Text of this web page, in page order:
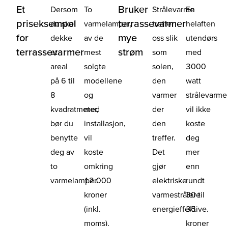
Et
priseksempel
for
terrassevarmer
Dersom
du skal
dekke
et
areal
på 6 til
8
kvadratmeter,
bør du
benytte
deg av
to
varmelamper.
To
varmelamper,
av de
mest
solgte
modellene
og
med
installasjon,
vil
koste
omkring
12.000
kroner
(inkl.
moms).
Bruker
terrassevarmer
mye
strøm
Strålevarme
treffer
oss slik
som
solen,
den
varmer
der
den
treffer.
Det
gjør
elektriske
varmestrålere
energieffektive.
En
helaften
utendørs
med
3000
watt
strålevarme
vil ikke
koste
deg
mer
enn
rundt
30 til
35
kroner